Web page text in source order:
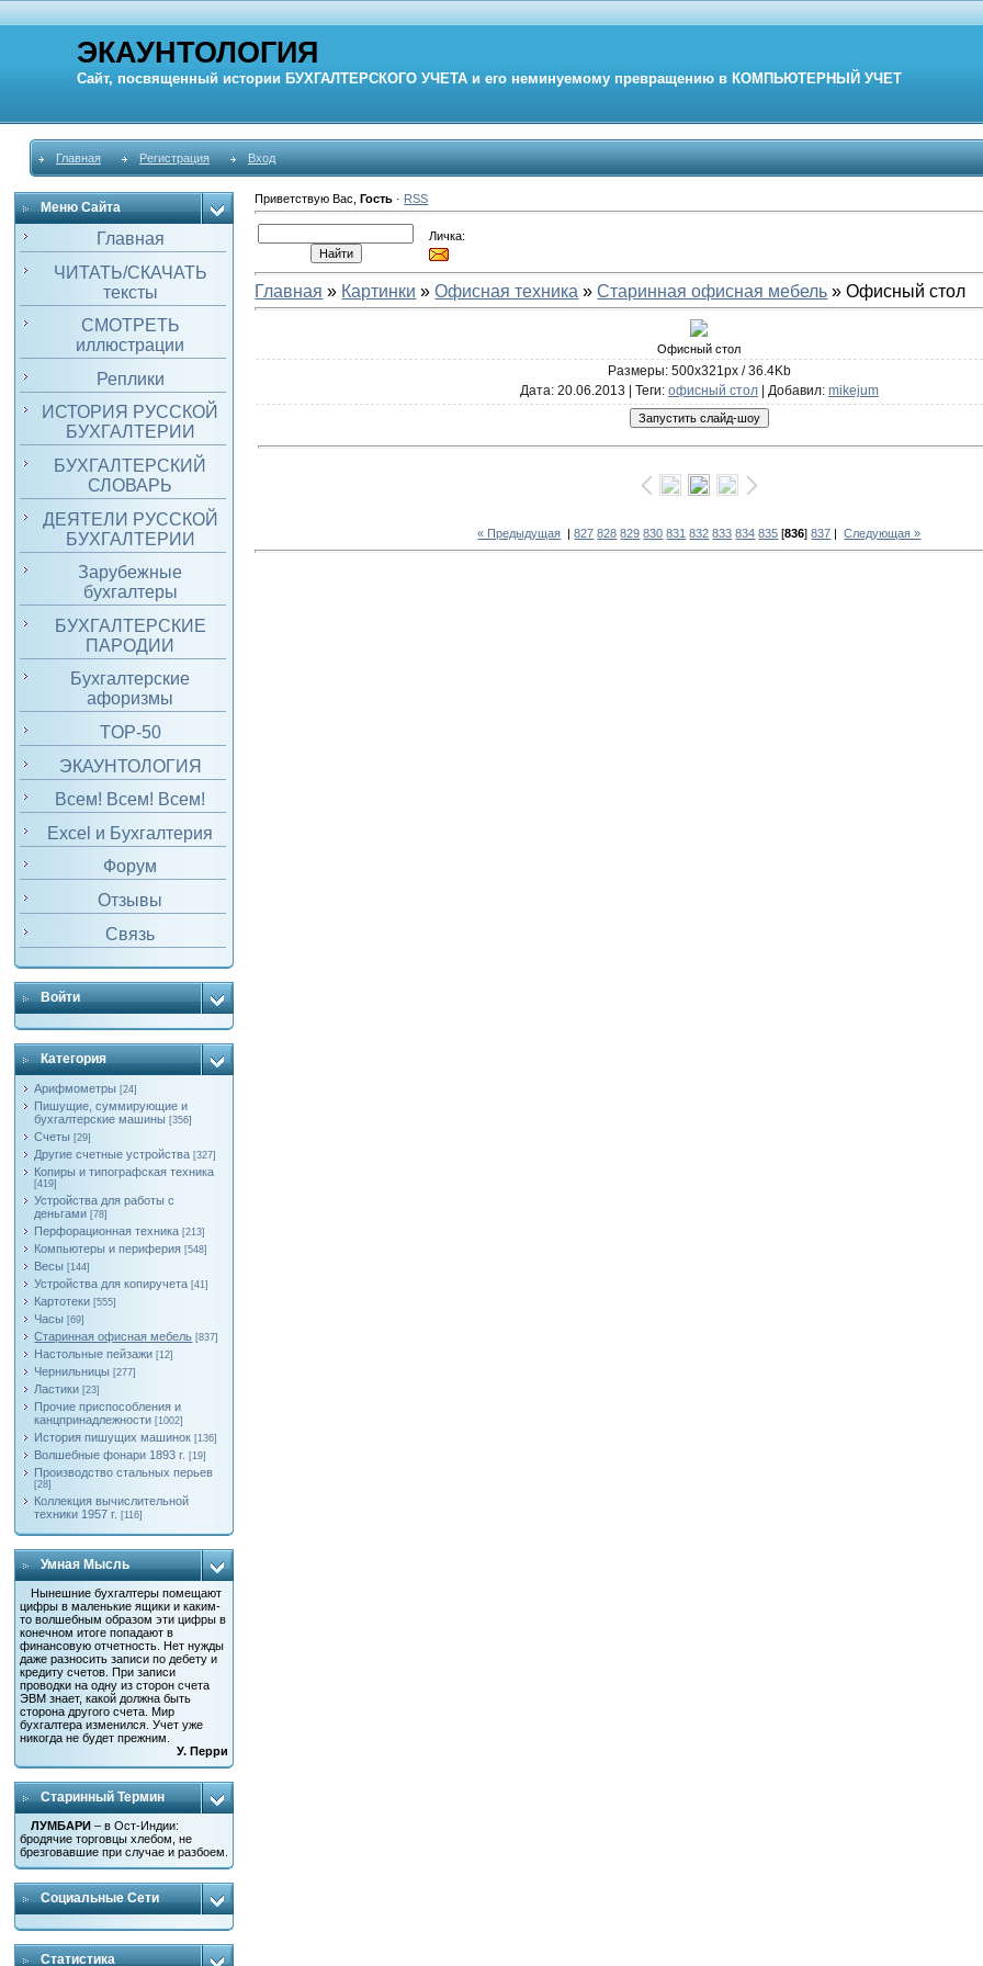
ЭКАУНТОЛОГИЯ
Сайт, посвященный истории БУХГАЛТЕРСКОГО УЧЕТА и его неминуемому превращению в КОМПЬЮТЕРНЫЙ УЧЕТ
Главная Регистрация Вход
Меню Сайта
Главная
ЧИТАТЬ/СКАЧАТЬ
тексты
СМОТРЕТЬ
иллюстрации
Реплики
ИСТОРИЯ РУССКОЙ
БУХГАЛТЕРИИ
БУХГАЛТЕРСКИЙ
СЛОВАРЬ
ДЕЯТЕЛИ РУССКОЙ
БУХГАЛТЕРИИ
Зарубежные
бухгалтеры
БУХГАЛТЕРСКИЕ
ПАРОДИИ
Бухгалтерские
афоризмы
TOP-50
ЭКАУНТОЛОГИЯ
Всем! Всем! Всем!
Excel и Бухгалтерия
Форум
Отзывы
Связь
Войти
Категория
Арифмометры [24]
Пишущие, суммирующие и
бухгалтерские машины [356]
Счеты [29]
Другие счетные устройства [327]
Копиры и типографская техника
[419]
Устройства для работы с
деньгами [78]
Перфорационная техника [213]
Компьютеры и периферия [548]
Весы [144]
Устройства для копиручета [41]
Картотеки [555]
Часы [69]
Старинная офисная мебель [837]
Настольные пейзажи [12]
Чернильницы [277]
Ластики [23]
Прочие приспособления и
канцпринадлежности [1002]
История пишущих машинок [136]
Волшебные фонари 1893 г. [19]
Производство стальных перьев
[28]
Коллекция вычислительной
техники 1957 г. [116]
Умная Мысль
Нынешние бухгалтеры помещают
цифры в маленькие ящики и каким-
то волшебным образом эти цифры в
конечном итоге попадают в
финансовую отчетность. Нет нужды
даже разносить записи по дебету и
кредиту счетов. При записи
проводки на одну из сторон счета
ЭВМ знает, какой должна быть
сторона другого счета. Мир
бухгалтера изменился. Учет уже
никогда не будет прежним.
У. Перри
Старинный Термин
ЛУМБАРИ – в Ост-Индии:
бродячие торговцы хлебом, не
брезговавшие при случае и разбоем.
Социальные Сети
Статистика
Приветствую Вас ,Гость · RSS
Личка:
Главная » Картинки »Офисная техника »Старинная офисная мебель » Офисный стол
Офисный стол
Размеры: 500x321px / 36.4Kb
Дата: 20.06.2013 | Теги: офисный стол| Добавил: mikejum
« Предыдущая |827 828 829 830 831 832 833 834 835 [836]837 |Следующая »